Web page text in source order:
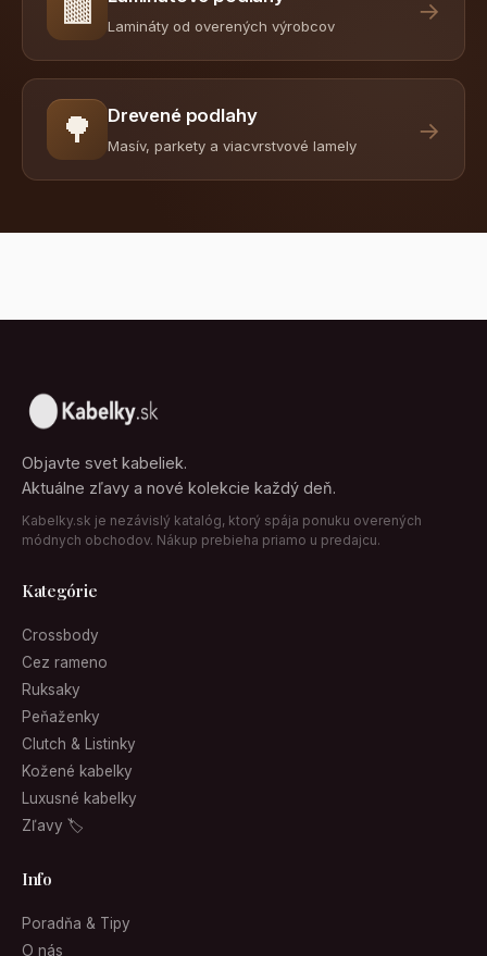
🟫 Lamináty od overených výrobcov
→
🌳 Drevené podlahy
Masív, parkety a viacvrstvové lamely
→
Objavte svet kabeliek.
Aktuálne zľavy a nové kolekcie každý deň.
Kabelky.sk je nezávislý katalóg, ktorý spája ponuku overených
módnych obchodov. Nákup prebieha priamo u predajcu.
Kategórie
Crossbody
Cez rameno
Ruksaky
Peňaženky
Clutch & Listinky
Kožené kabelky
Luxusné kabelky
Zľavy 🏷
Info
Poradňa & Tipy
O nás